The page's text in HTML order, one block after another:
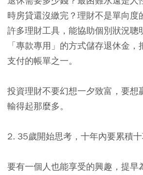
時房貸還沒繳完？理財不是單向度
許多理財工具，能協助個別狀況聰
「專款專用」的方式儲存退休金
支付的帳單之一。
投資理財不要幻想一夕致富，要想
輸得起那麼多。
2. 35歲開始思考，十年內要累積
要有一個人也能享受的興趣，提早